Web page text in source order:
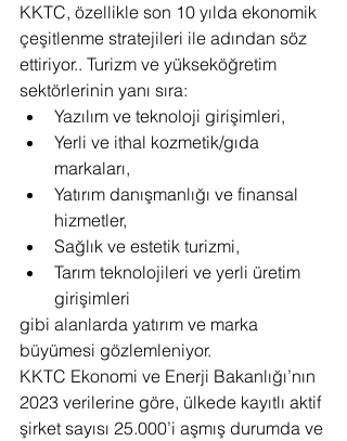
KKTC, özellikle son 10 yılda ekonomik
çeşitlenme stratejileri ile adından söz
ettiriyor.. Turizm ve yükseköğretim
sektörlerinin yanı sıra:
Yazılım ve teknoloji girişimleri,
Yerli ve ithal kozmetik/gıda
markaları,
Yatırım danışmanlığı ve finansal
hizmetler,
Sağlık ve estetik turizmi,
Tarım teknolojileri ve yerli üretim
girişimleri
gibi alanlarda yatırım ve marka
büyümesi gözlemleniyor.
KKTC Ekonomi ve Enerji Bakanlığı’nın
2023 verilerine göre, ülkede kayıtlı aktif
şirket sayısı 25.000’i aşmış durumda ve